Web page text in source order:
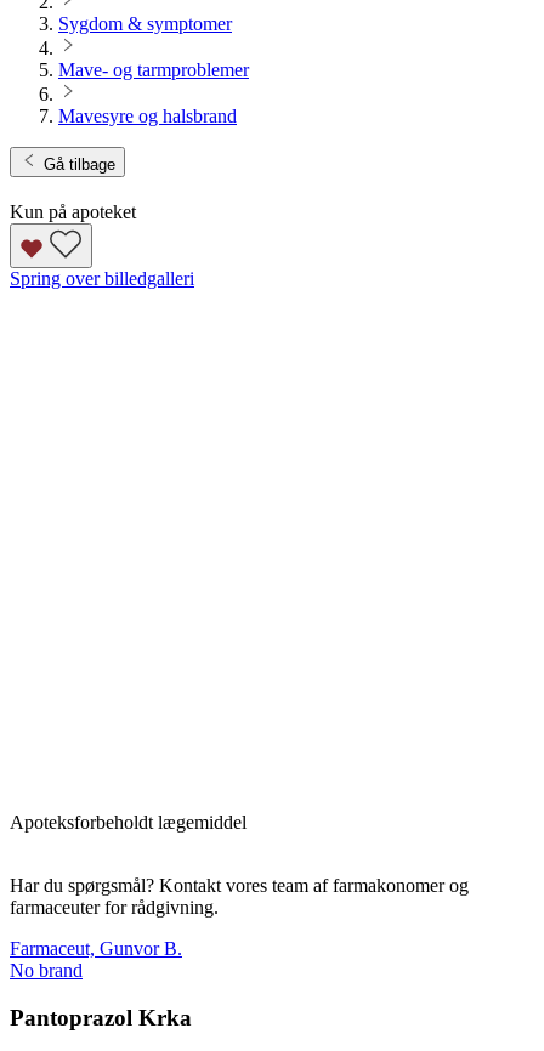
Sygdom & symptomer
Mave- og tarmproblemer
Mavesyre og halsbrand
Gå tilbage
Kun på apoteket
Spring over billedgalleri
Apoteksforbeholdt lægemiddel
Har du spørgsmål? Kontakt vores team af farmakonomer og
farmaceuter for rådgivning.
Farmaceut, Gunvor B.
No brand
Pantoprazol Krka